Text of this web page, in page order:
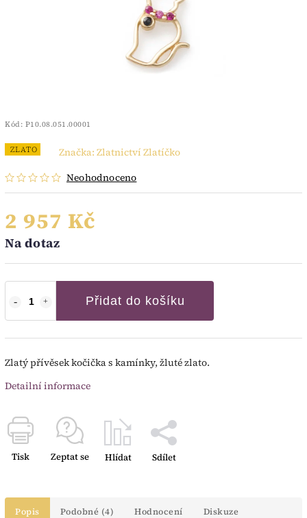
Kód: P10.08.051.00001
ZLATO
Neohodnoceno
Značka: Zlatnictví Zlatíčko
2 957 Kč
Na dotaz
Přidat do košíku
Zlatý přívěsek kočička s kamínky, žluté zlato.
Detailní informace
Tisk Zeptat se Hlídat Sdílet
Popis Podobné (4) Hodnocení Diskuze